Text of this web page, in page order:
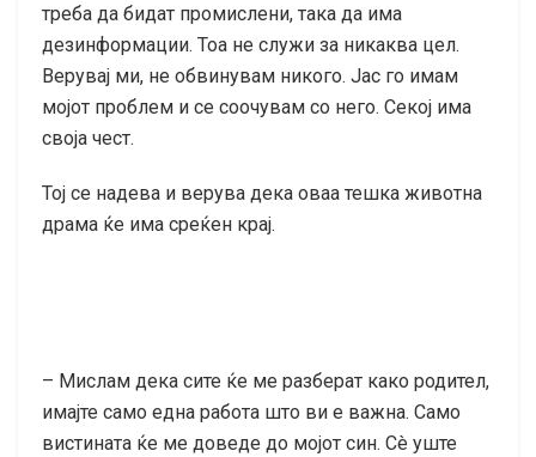
треба да бидат промислени, така да има
дезинформации. Тоа не служи за никаква цел.
Верувај ми, не обвинувам никого. Јас го имам
мојот проблем и се соочувам со него. Секој има
своја чест.
Тој се надева и верува дека оваа тешка животна
драма ќе има среќен крај.
– Мислам дека сите ќе ме разберат како родител,
имајте само една работа што ви е важна. Само
вистината ќе ме доведе до мојот син. Сè уште